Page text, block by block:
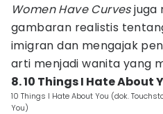
Women Have Curvesjuga
gambaran realistis
imigran dan mengajak
arti menjadi wanita yang
8. 10 Things I Hate About
10 Things I Hate About You (dok.
You)